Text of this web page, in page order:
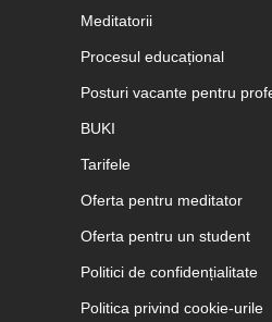
Meditatorii
Procesul educațional
Posturi vacante pentru
BUKI
Tarifele
Oferta pentru meditator
Oferta pentru un student
Politici de confidențialitate
Politica privind cookie-urile